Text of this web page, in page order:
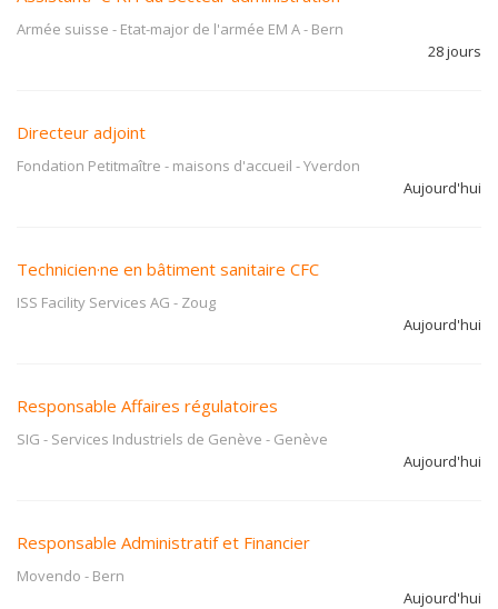
Armée suisse - Etat-major de l'armée EM A- Bern
28 jours
Directeur adjoint
Fondation Petitmaître - maisons d'accueil -Yverdon
Aujourd'hui
Technicien·ne en bâtiment sanitaire CFC
ISS Facility Services AG - Zoug
Aujourd'hui
Responsable Affaires régulatoires
SIG - Services Industriels de Genève - Genève
Aujourd'hui
Responsable Administratif et Financier
Movendo - Bern
Aujourd'hui